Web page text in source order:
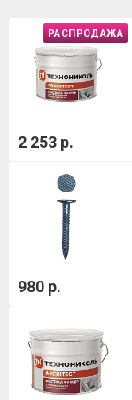
РАСПРОДАЖА
2 253 р.
980 р.